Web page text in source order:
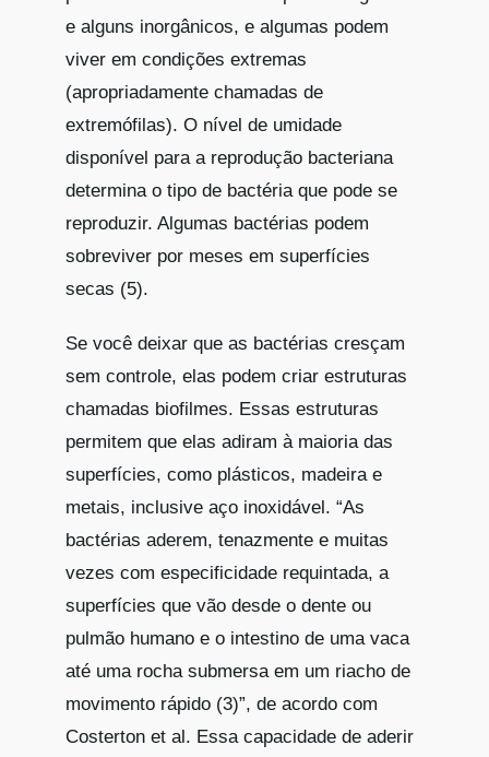
e alguns inorgânicos, e algumas podem
viver em condições extremas
(apropriadamente chamadas de
extremófilas). O nível de umidade
disponível para a reprodução bacteriana
determina o tipo de bactéria que pode se
reproduzir. Algumas bactérias podem
sobreviver por meses em superfícies
secas (5).
Se você deixar que as bactérias cresçam
sem controle, elas podem criar estruturas
chamadas biofilmes. Essas estruturas
permitem que elas adiram à maioria das
superfícies, como plásticos, madeira e
metais, inclusive aço inoxidável. “As
bactérias aderem, tenazmente e muitas
vezes com especificidade requintada, a
superfícies que vão desde o dente ou
pulmão humano e o intestino de uma vaca
até uma rocha submersa em um riacho de
movimento rápido (3)”, de acordo com
Costerton et al. Essa capacidade de aderir